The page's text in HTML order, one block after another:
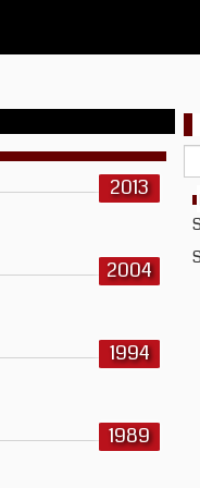
2013
2004
1994
1989